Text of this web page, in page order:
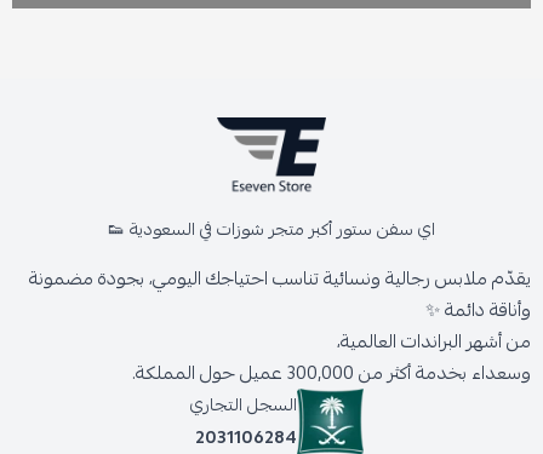
اي سفن ستور أكبر متجر شوزات في السعودية 👟
يقدّم ملابس رجالية ونسائية تناسب احتياجك اليومي، بجودة مضمونة
وأناقة دائمة ✨
من أشهر البراندات العالمية،
وسعداء بخدمة أكثر من 300,000 عميل حول المملكة.
السجل التجاري
2031106284